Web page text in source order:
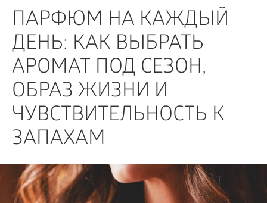
ПАРФЮМ НА КАЖДЫЙ
ДЕНЬ: КАК ВЫБРАТЬ
АРОМАТ ПОД СЕЗОН,
ОБРАЗ ЖИЗНИ И
ЧУВСТВИТЕЛЬНОСТЬ К
ЗАПАХАМ
ПСИХОЛОГИЯ
КАК?
БИЗНЕС